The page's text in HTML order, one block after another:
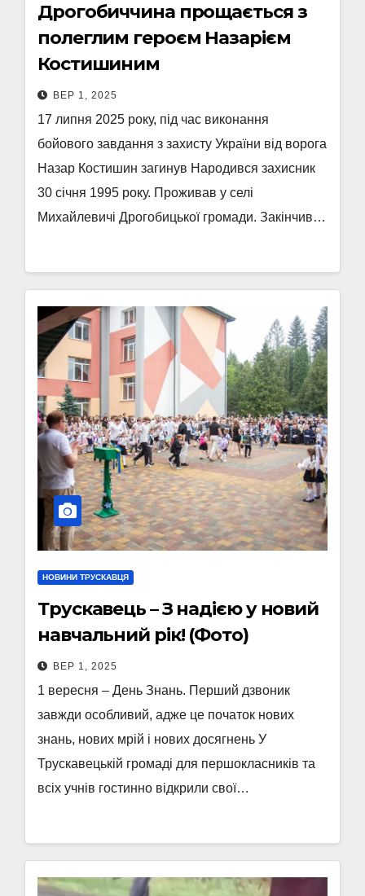
Дрогобиччина прощається з
полеглим героєм Назарієм
Костишиним
ВЕР 1, 2025
17 липня 2025 року, під час виконання
бойового завдання з захисту України від ворога
Назар Костишин загинув Народився захисник
30 січня 1995 року. Проживав у селі
Михайлевичі Дрогобицької громади. Закінчив…
НОВИНИ ТРУСКАВЦЯ
Трускавець – З надією у новий
навчальний рік! (Фото)
ВЕР 1, 2025
1 вересня – День Знань. Перший дзвоник
завжди особливий, адже це початок нових
знань, нових мрій і нових досягнень У
Трускавецькій громаді для першокласників та
всіх учнів гостинно відкрили свої…